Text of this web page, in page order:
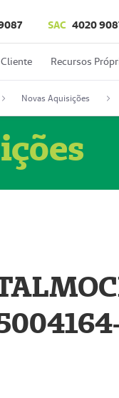
SAC 4020
Cliente Recursos
Novas Aquisições